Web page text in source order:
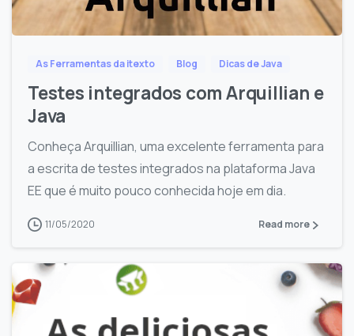
As Ferramentas da itexto Blog Dicas de Java
Testes integrados com Arquillian e
Java
Conheça Arquillian, uma excelente ferramenta para
a escrita de testes integrados na plataforma Java
EE que é muito pouco conhecida hoje em dia.
11/05/2020 Read more